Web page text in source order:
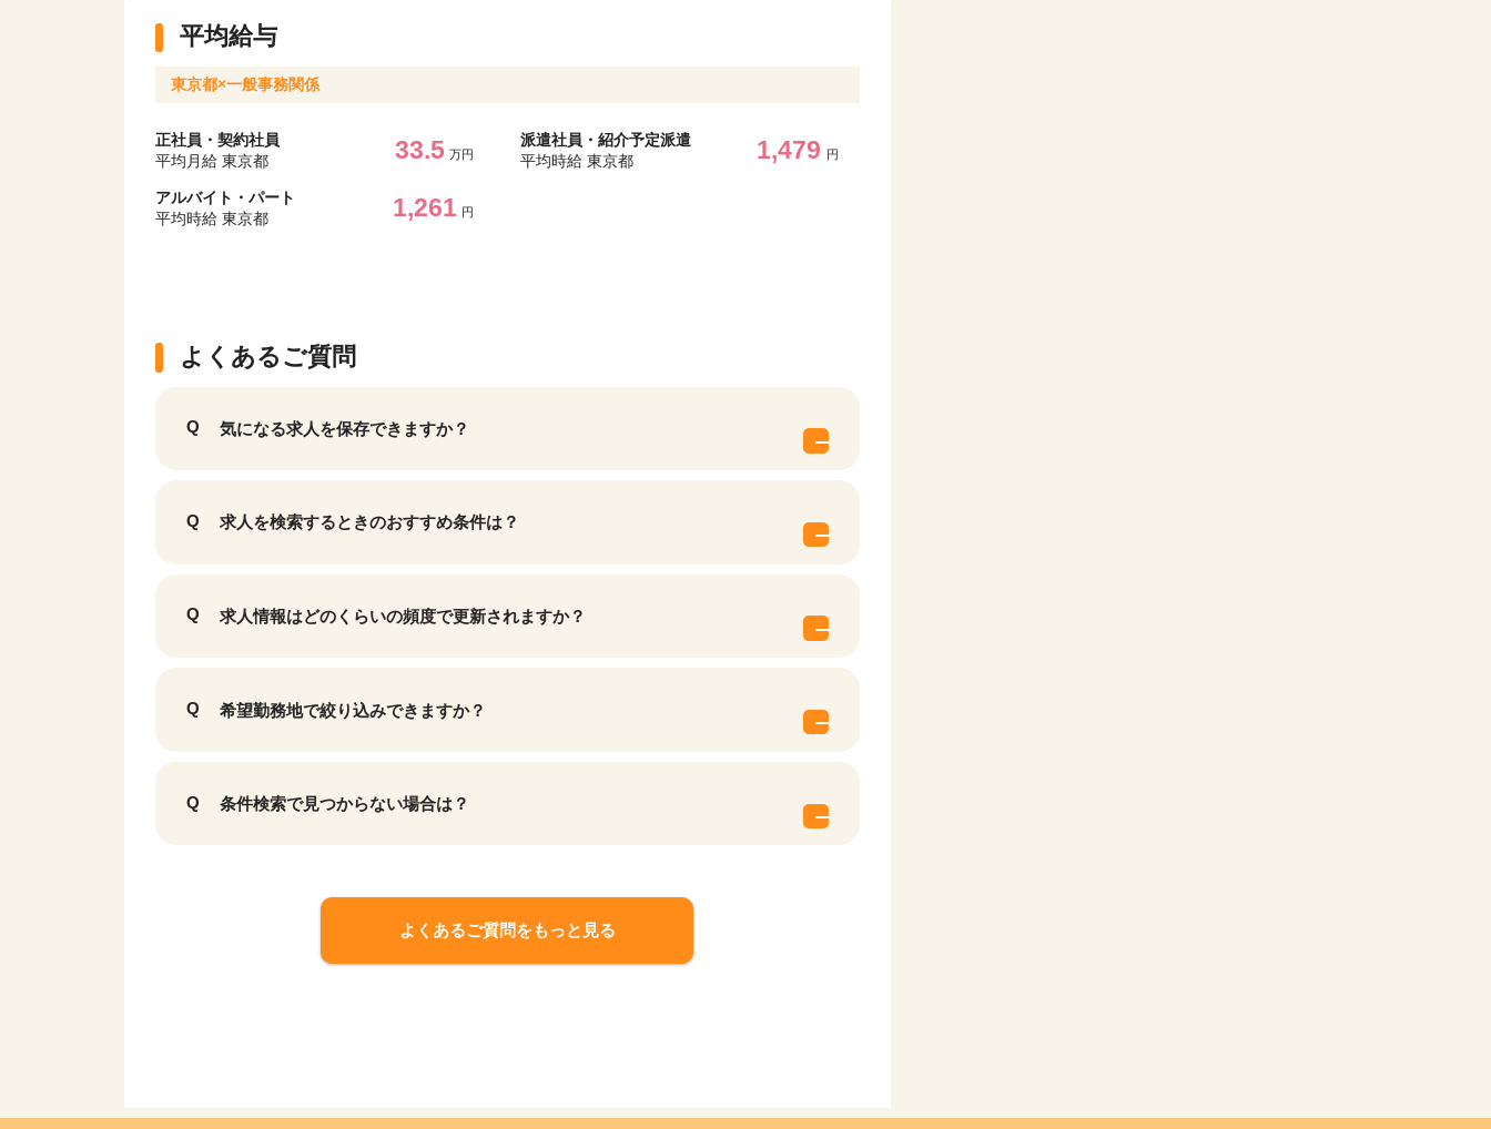
平均給与
東京都×一般事務関係
正社員・契約社員
平均月給 東京都
33.5 万円
派遣社員・紹介予定派遣
平均時給 東京都
1,479 円
アルバイト・パート
平均時給 東京都
1,261 円
よくあるご質問
気になる求人を保存できますか？
求人を検索するときのおすすめ条件は？
求人情報はどのくらいの頻度で更新されますか？
希望勤務地で絞り込みできますか？
条件検索で見つからない場合は？
よくあるご質問をもっと見る